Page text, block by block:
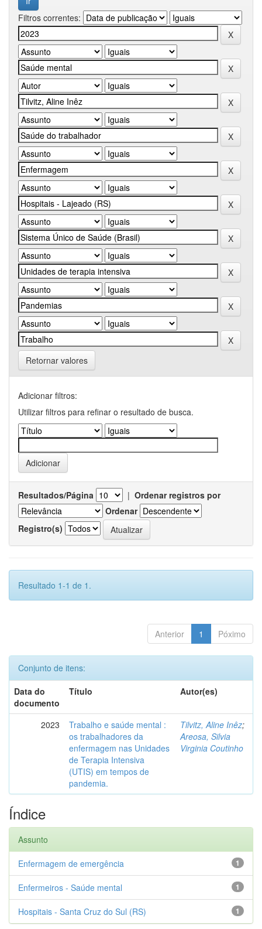
Filtros correntes:
Retornar valores
Adicionar filtros:
Utilizar filtros para refinar o resultado de busca.
Resultados/Página | Ordenar registros por
Ordenar
Registro(s)
Resultado 1-1 de 1.
Anterior 1 Póximo
Conjunto de itens:
Data do
documento
Título Autor(es)
2023
Trabalho e saúde mental :
os trabalhadores da
enfermagem nas Unidades
de Terapia Intensiva
(UTIS) em tempos de
pandemia.
Tilvitz, Aline Inêz;
Areosa, Silvia
Virginia Coutinho
Índice
Assunto
1
Enfermagem de emergência
1
Enfermeiros - Saúde mental
1
Hospitais - Santa Cruz do Sul (RS)